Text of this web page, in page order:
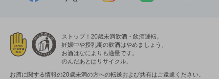
ストップ！20歳未満飲酒・飲酒運転。
妊娠中や授乳期の飲酒はやめましょう。
お酒はなによりも適量です。
のんだあとはリサイクル。
お酒に関する情報の20歳未満の方への転送および共有はご遠慮ください。